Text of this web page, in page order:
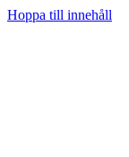
Hoppa till innehåll